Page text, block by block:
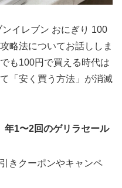
イレブン おにぎり 100
略法についてお話ししま
も100円で買える時代は
「安く買う方法」が消滅
年1〜2回のゲリラセール
きクーポンやキャンペ